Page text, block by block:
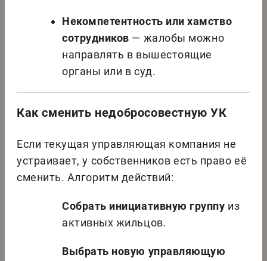
Некомпетентность или хамство
сотрудников — жалобы можно
направлять в вышестоящие
органы или в суд.
Как сменить недобросовестную УК
Если текущая управляющая компания не
устраивает, у собственников есть право её
сменить. Алгоритм действий:
Собрать инициативную группу из
активных жильцов.
Выбрать новую управляющую